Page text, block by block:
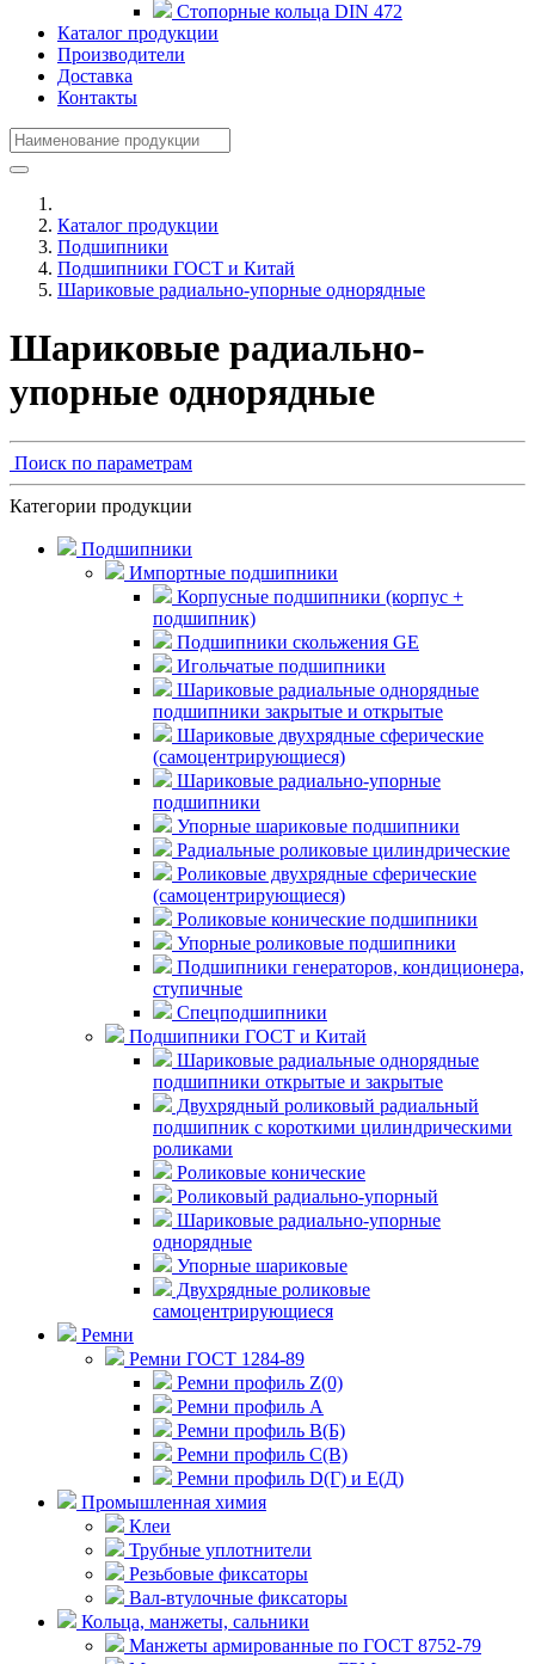
Стопорные кольца DIN 472
Каталог продукции
Производители
Доставка
Контакты
Каталог продукции
Подшипники
Подшипники ГОСТ и Китай
Шариковые радиально-упорные однорядные
Шариковые радиально-
упорные однорядные
Поиск по параметрам
Категории продукции
Подшипники
Импортные подшипники
Корпусные подшипники (корпус +
подшипник)
Подшипники скольжения GE
Игольчатые подшипники
Шариковые радиальные однорядные
подшипники закрытые и открытые
Шариковые двухрядные сферические
(самоцентрирующиеся)
Шариковые радиально-упорные
подшипники
Упорные шариковые подшипники
Радиальные роликовые цилиндрические
Роликовые двухрядные сферические
(самоцентрирующиеся)
Роликовые конические подшипники
Упорные роликовые подшипники
Подшипники генераторов, кондиционера,
ступичные
Спецподшипники
Подшипники ГОСТ и Китай
Шариковые радиальные однорядные
подшипники открытые и закрытые
Двухрядный роликовый радиальный
подшипник с короткими цилиндрическими
роликами
Роликовые конические
Роликовый радиально-упорный
Шариковые радиально-упорные
однорядные
Упорные шариковые
Двухрядные роликовые
самоцентрирующиеся
Ремни
Ремни ГОСТ 1284-89
Ремни профиль Z(0)
Ремни профиль А
Ремни профиль В(Б)
Ремни профиль С(В)
Ремни профиль D(Г) и E(Д)
Промышленная химия
Клеи
Трубные уплотнители
Резьбовые фиксаторы
Вал-втулочные фиксаторы
Кольца, манжеты, сальники
Манжеты армированные по ГОСТ 8752-79